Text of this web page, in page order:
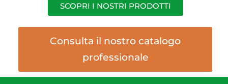
SCOPRI I NOSTRI PRODOTTI
Consulta il nostro catalogo
professionale